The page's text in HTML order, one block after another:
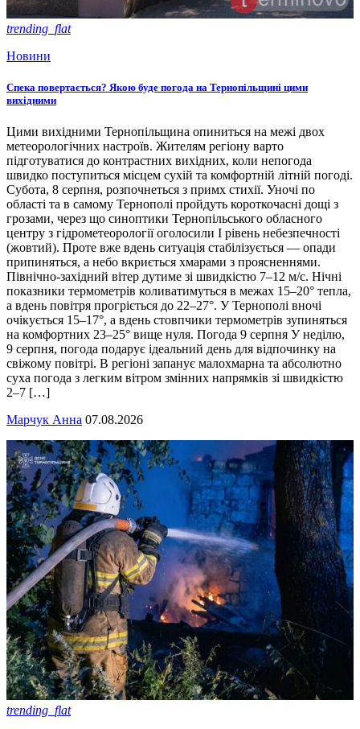
trending_flat
Новини
Спека повертається? Якою буде погода на Тернопільщині цими
вихідними
Цими вихідними Тернопільщина опиниться на межі двох
метеорологічних настроїв. Жителям регіону варто
підготуватися до контрастних вихідних, коли непогода
швидко поступиться місцем сухій та комфортній літній погоді.
Субота, 8 серпня, розпочнеться з примх стихії. Уночі по
області та в самому Тернополі пройдуть короткочасні дощі з
грозами, через що синоптики Тернопільського обласного
центру з гідрометеорології оголосили І рівень небезпечності
(жовтий). Проте вже вдень ситуація стабілізується — опади
припиняться, а небо вкриється хмарами з проясненнями.
Північно-західний вітер дутиме зі швидкістю 7–12 м/с. Нічні
показники термометрів коливатимуться в межах 15–20° тепла,
а вдень повітря прогріється до 22–27°. У Тернополі вночі
очікується 15–17°, а вдень стовпчики термометрів зупиняться
на комфортних 23–25° вище нуля. Погода 9 серпня У неділю,
9 серпня, погода подарує ідеальний день для відпочинку на
свіжому повітрі. В регіоні запанує малохмарна та абсолютно
суха погода з легким вітром змінних напрямків зі швидкістю
2–7 […]
Марчук Анна 07.08.2026
trending_flat